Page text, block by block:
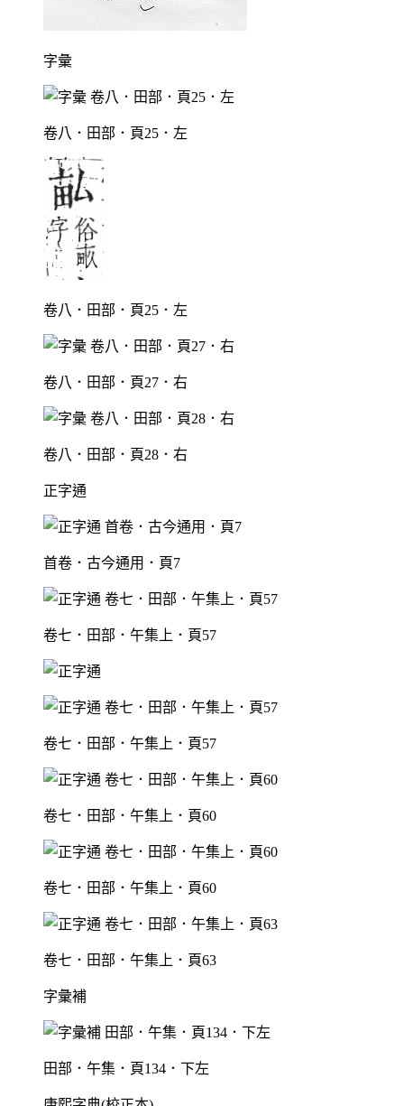
字彙
卷八．田部．頁25．左
卷八．田部．頁25．左
卷八．田部．頁27．右
卷八．田部．頁28．右
正字通
首卷．古今通用．頁7
卷七．田部．午集上．頁57
卷七．田部．午集上．頁57
卷七．田部．午集上．頁60
卷七．田部．午集上．頁60
卷七．田部．午集上．頁63
字彙補
田部．午集．頁134．下左